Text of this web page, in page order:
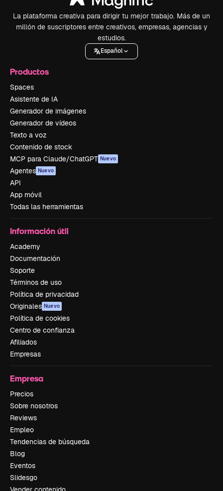
La plataforma creativa para dirigir tu mejor trabajo. Más de un
millón de suscriptores entre creativos, empresas, agencias y
estudios.
Español
Productos
Spaces
Asistente de IA
Generador de imágenes
Generador de vídeos
Texto a voz
Contenido de stock
MCP para Claude/ChatGPT Nuevo
Agentes Nuevo
API
App móvil
Todas las herramientas
Información útil
Academy
Documentación
Soporte
Términos de uso
Política de privacidad
Originales Nuevo
Política de cookies
Centro de confianza
Afiliados
Empresas
Empresa
Precios
Sobre nosotros
Reviews
Empleo
Tendencias de búsqueda
Blog
Eventos
Slidesgo